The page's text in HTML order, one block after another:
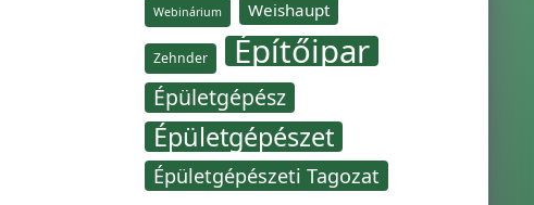
Webinárium Weishaupt
Zehnder Építőipar
Épületgépész
Épületgépészet
Épületgépészeti Tagozat